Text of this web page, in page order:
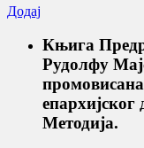
Додај
Књига
Рудолфу
Методија.